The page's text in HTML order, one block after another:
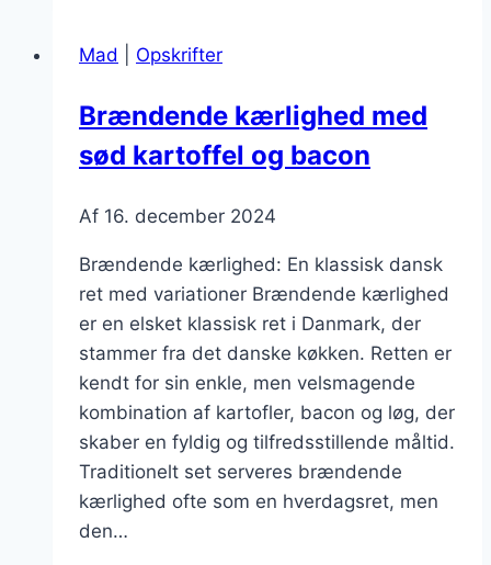
løg
bacon
Mad Opskrifter
Brændende kærlighed med
sød kartoffel og bacon
Af 16. december 2024
Brændende kærlighed: En klassisk dansk
ret med variationer Brændende kærlighed
er en elsket klassisk ret i Danmark, der
stammer fra det danske køkken. Retten er
kendt for sin enkle, men velsmagende
kombination af kartofler, bacon og løg, der
skaber en fyldig og tilfredsstillende måltid.
Traditionelt set serveres brændende
kærlighed ofte som en hverdagsret, men
den…